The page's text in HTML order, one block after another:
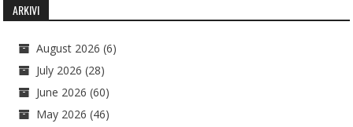
ARKIVI
August 2026 (6)
July 2026 (28)
June 2026 (60)
May 2026 (46)